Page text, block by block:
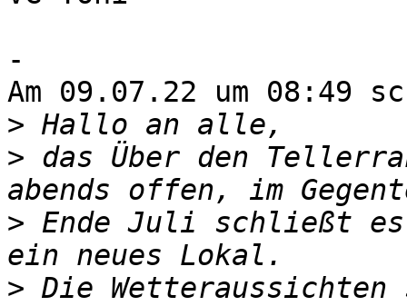
-
Am 09.07.22 um 08:49
>
> das Über den
> Ende Juli schließt
> Die